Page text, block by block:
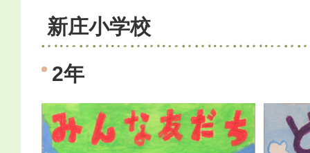
新庄小学校
2年